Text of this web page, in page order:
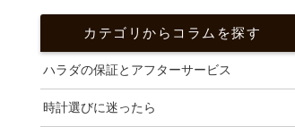
カテゴリからコラムを探す
ハラダの保証とアフターサービス
時計選びに迷ったら